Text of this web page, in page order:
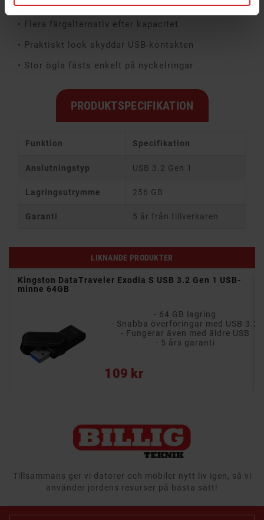
• 5 års garanti
• Flera färgalternativ efter kapacitet
• Praktiskt lock skyddar USB-kontakten
• Stor ögla fästs enkelt på nyckelringar
PRODUKTSPECIFIKATION
Funktion Specifikation
Anslutningstyp USB 3.2 Gen 1
Lagringsutrymme 256 GB
Garanti 5 år från tillverkaren
LIKNANDE PRODUKTER
Kingston DataTraveler Exodia S USB 3.2 Gen 1 USB-
minne 64GB
- 64 GB lagring
- Snabba överföringar med USB 3.2
- Fungerar även med äldre USB
- 5 års garanti
109 kr
Pris
Tillsammans ger vi datorer och mobiler nytt liv igen, så vi
använder jordens resurser på bästa sätt!